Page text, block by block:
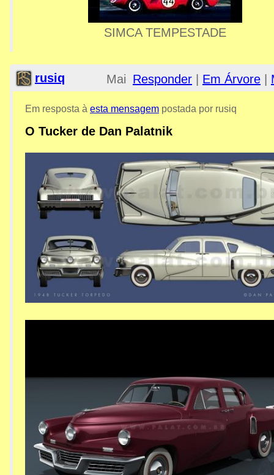
empreitada.
Atenciosamente,
Sérgio Garcia,SIMCA TEMPESTADE
rusiq Responder Em Árvore
Maio
11,
2013;
4:35pm
Re: MPAM - Museu
Em resposta à esta mensagem postada por rusiq
O Tucker de Dan Palatnik